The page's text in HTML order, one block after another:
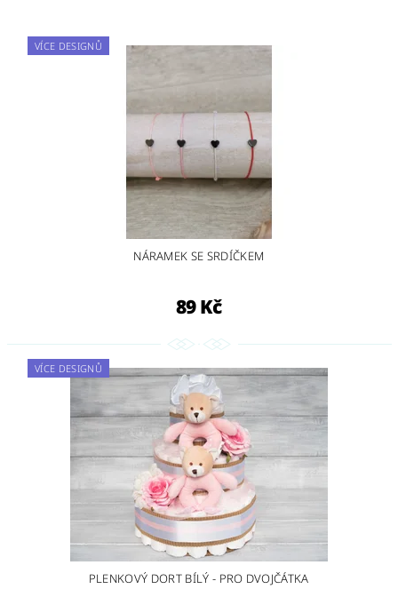
VÍCE DESIGNŮ
NÁRAMEK SE SRDÍČKEM
89 Kč
VÍCE DESIGNŮ
PLENKOVÝ DORT BÍLÝ - PRO DVOJČÁTKA